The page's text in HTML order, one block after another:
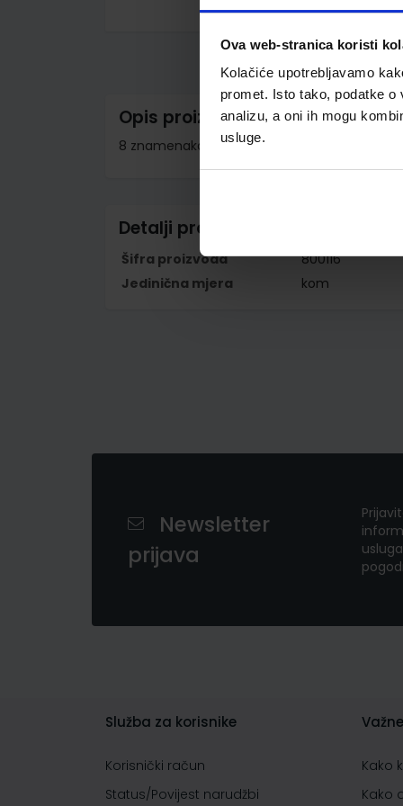
Ova web-stranica koristi
Kolačiće upotrebljavamo
promet. Isto tako, podatke
analizu, a oni ih mogu
usluge.
gallery
Opis proizvoda
8 znamenaka; dimenzije 113x67x12 mm;
Detalji proizvoda
Šifra proizvoda
800116
Jedinična mjera
kom
Newsletter
prijava
Služba za korisnike
Korisnički račun
Status/Povijest narudžbi
Kako
Kako